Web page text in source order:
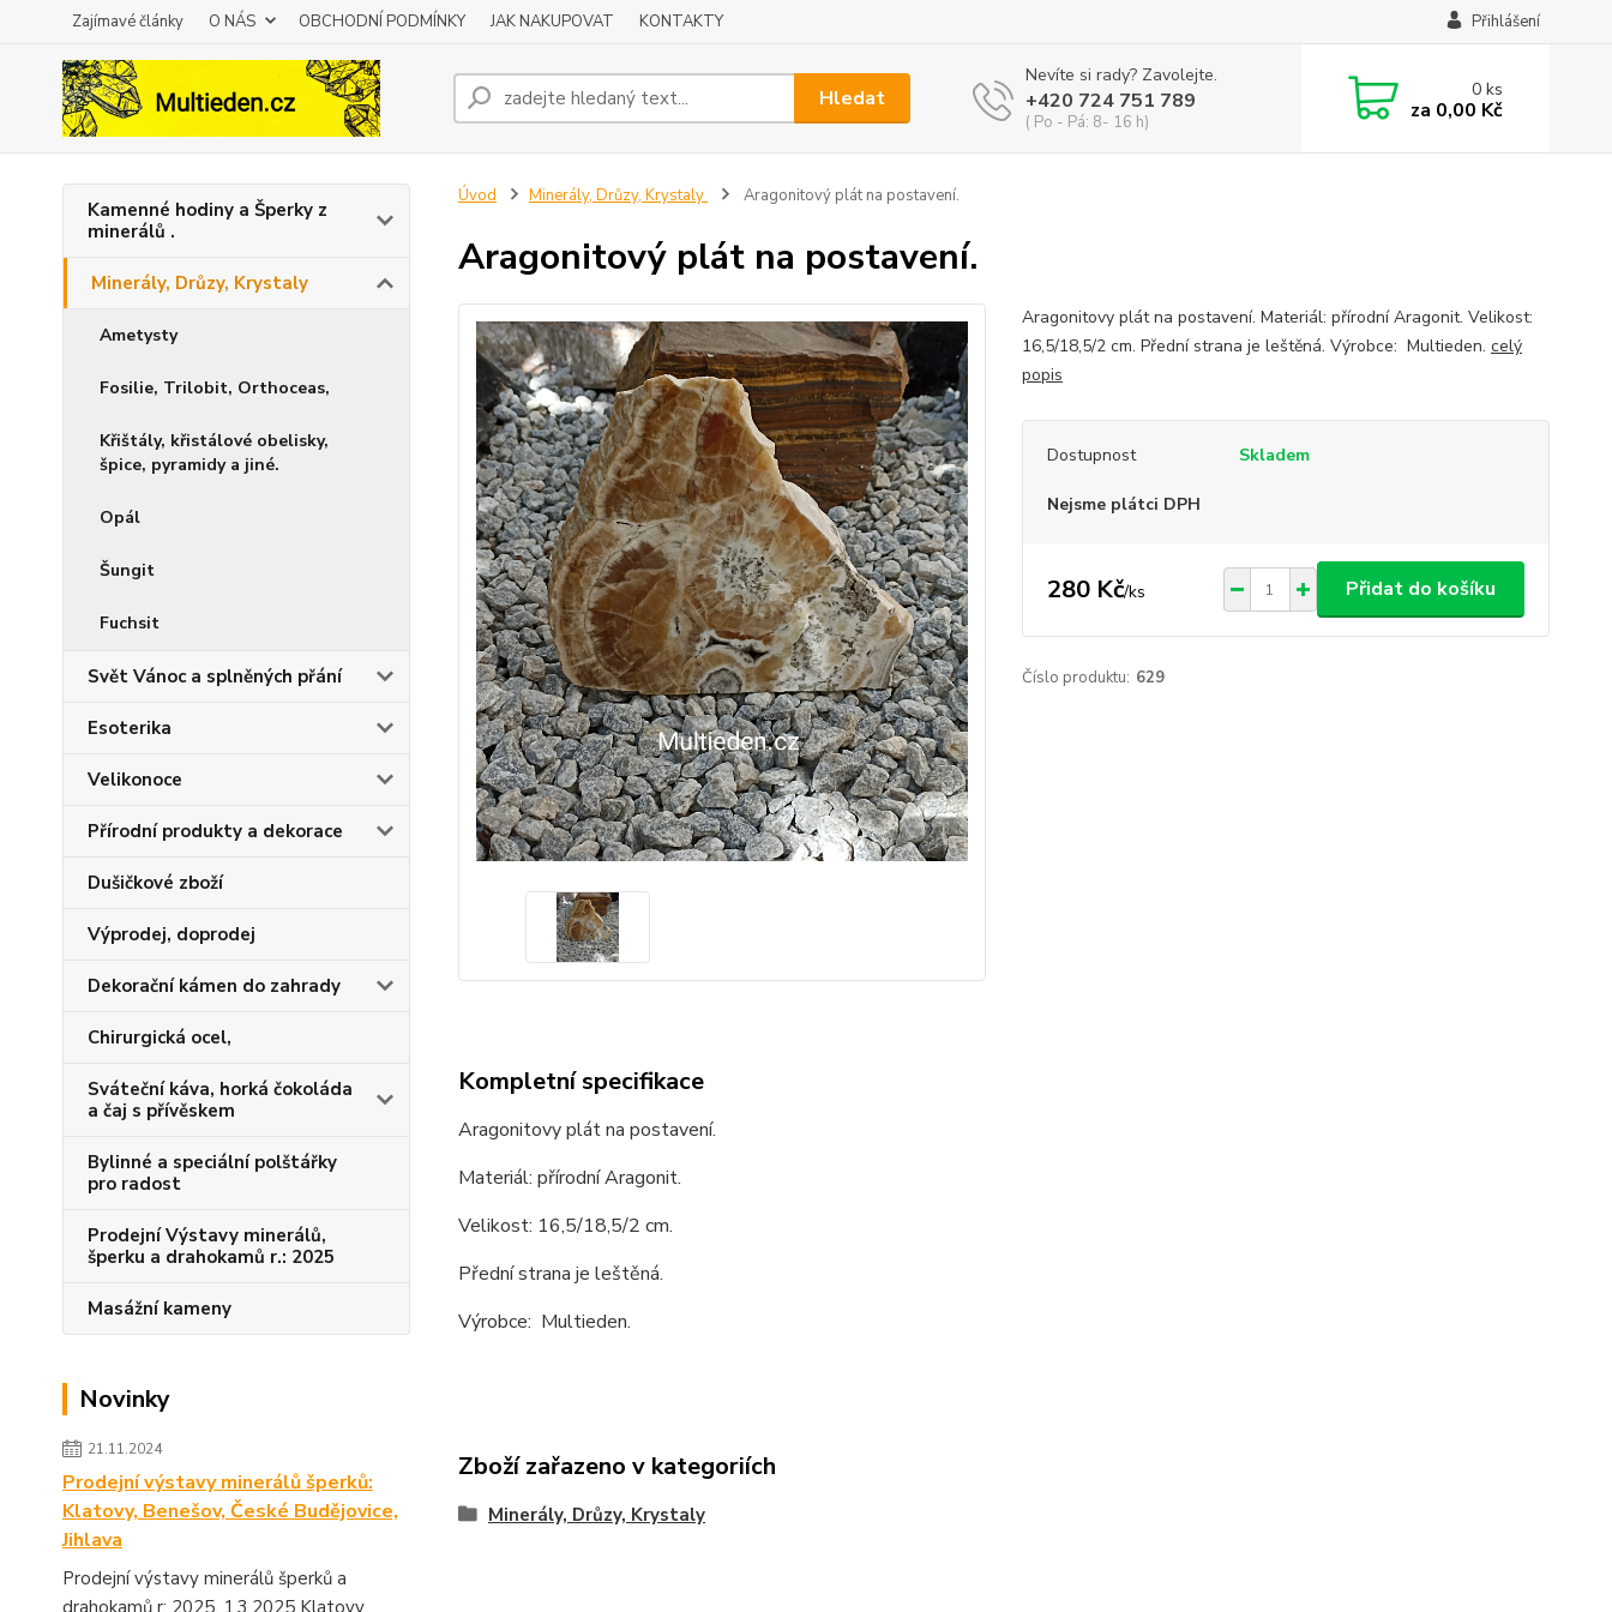
Zajímavé články O NÁS OBCHODNÍ PODMÍNKY JAK NAKUPOVAT KONTAKTY Přihlášení
Hledat
Nevíte si rady? Zavolejte.
+420 724 751 789
( Po - Pá: 8- 16 h)
0ks
za 0,00 Kč
Kamenné hodiny a Šperky z
minerálů .
Minerály, Drůzy, Krystaly
Ametysty
Fosilie, Trilobit, Orthoceas,
Křištály, křistálové obelisky,
špice, pyramidy a jiné.
Opál
Šungit
Fuchsit
Svět Vánoc a splněných přání
Esoterika
Velikonoce
Přírodní produkty a dekorace
Dušičkové zboží
Výprodej, doprodej
Dekorační kámen do zahrady
Chirurgická ocel,
Sváteční káva, horká čokoláda
a čaj s přívěskem
Bylinné a speciální polštářky
pro radost
Prodejní Výstavy minerálů,
šperku a drahokamů r.: 2025
Masážní kameny
Novinky
21.11.2024
Prodejní výstavy minerálů šperků:
Klatovy, Benešov, České Budějovice,
Jihlava
Prodejní výstavy minerálů šperků a
drahokamů r: 2025. 1.3.2025 Klatovy
Úvod Minerály, Drůzy, Krystaly Aragonitový plát na postavení.
Aragonitový plát na postavení.
Aragonitovy plát na postavení. Materiál: přírodní Aragonit. Velikost:
16,5/18,5/2 cm. Přední strana je leštěná. Výrobce: Multieden. celý
popis
Dostupnost Skladem
Nejsme plátci DPH
280 Kč/ks Přidat do košíku
Číslo produktu: 629
Kompletní specifikace
Aragonitovy plát na postavení.
Materiál: přírodní Aragonit.
Velikost: 16,5/18,5/2 cm.
Přední strana je leštěná.
Výrobce: Multieden.
Zboží zařazeno v kategoriích
Minerály, Drůzy, Krystaly